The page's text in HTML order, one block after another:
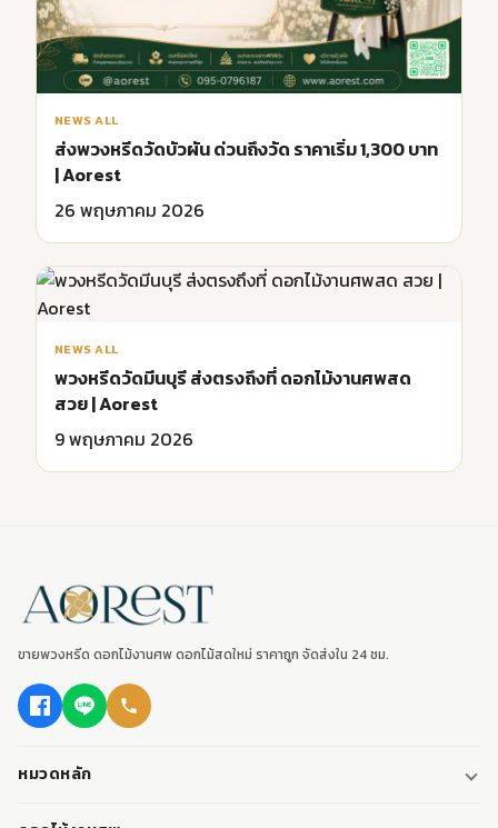
NEWS ALL
ส่งพวงหรีดวัดบัวผัน ด่วนถึงวัด ราคาเริ่ม 1,300 บาท
| Aorest
26 พฤษภาคม 2026
NEWS ALL
พวงหรีดวัดมีนบุรี ส่งตรงถึงที่ ดอกไม้งานศพสด
สวย | Aorest
9 พฤษภาคม 2026
ขายพวงหรีด ดอกไม้งานศพ ดอกไม้สดใหม่ ราคาถูก จัดส่งใน 24 ชม.
หมวดหลัก